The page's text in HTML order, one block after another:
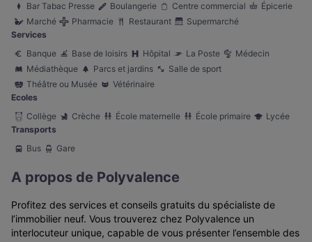
Bar Tabac Presse
Boulangerie Centre commercial
Épicerie
Marché
Pharmacie Restaurant
Supermarché
Services
Banque
Base de loisirs Hôpital La Poste
Médecin
Médiathèque
Parcs et jardins
Salle de sport
Théâtre ou Musée
Vétérinaire
Ecoles
Collège
Crèche École maternelle École primaire
Lycée
Transports
Bus
Gare
A propos de Polyvalence
Profitez des services et conseils gratuits du spécialiste de
l’immobilier neuf. Vous trouverez chez Polyvalence un
interlocuteur unique, capable de vous présenter l’ensemble des